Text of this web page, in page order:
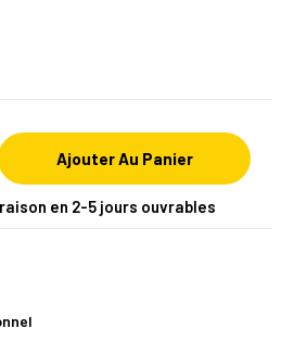
Ajouter Au Panier
en 2-5 jours ouvrables